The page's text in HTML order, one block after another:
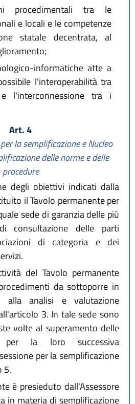
procedimentali tra le
e locali e le competenze
statale decentrata, al
informatiche atte a
l'interoperabilità tra
l'interconnessione tra i
Art. 4
la semplificazione e Nucleo
delle norme e delle
procedure
degli obiettivi indicati dalla
il Tavolo permanente per
sede di garanzia delle più
consultazione delle parti
di categoria e dei
del Tavolo permanente
da sottoporre in
analisi e valutazione
3. In tale sede sono
volte al superamento delle
per la loro successiva
per la semplificazione
5.
è presieduto dall'Assessore
in materia di semplificazione